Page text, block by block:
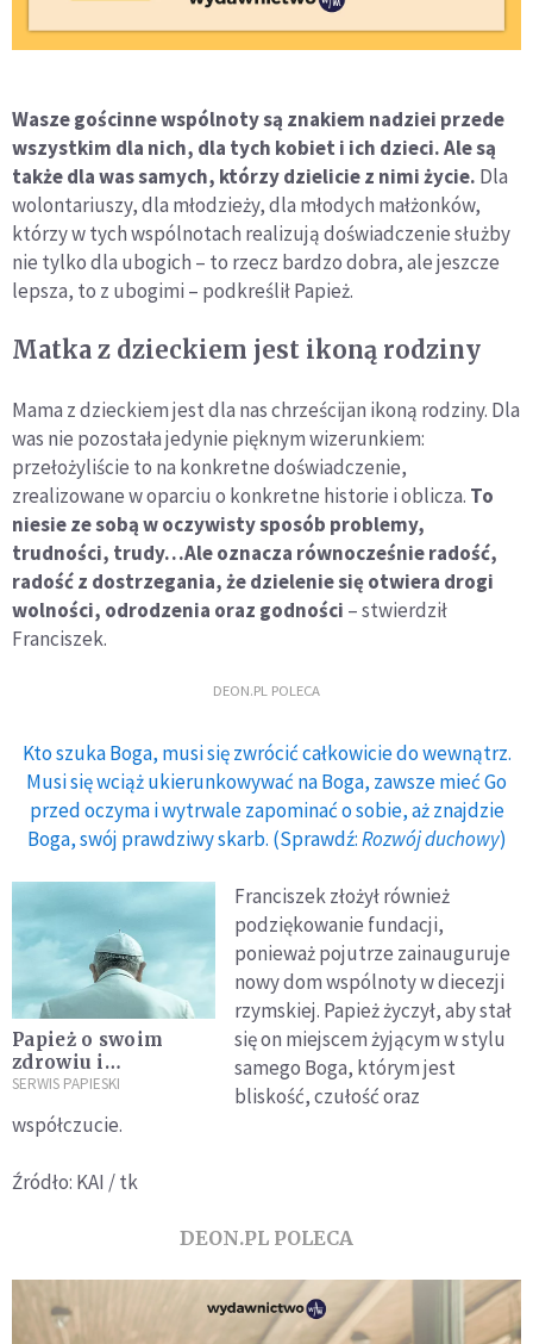
Wasze gościnne wspólnoty są znakiem nadziei przede
wszystkim dla nich, dla tych kobiet i ich dzieci. Ale są
także dla was samych, którzy dzielicie z nimi życie. Dla
wolontariuszy, dla młodzieży, dla młodych małżonków,
którzy w tych wspólnotach realizują doświadczenie służby
nie tylko dla ubogich – to rzecz bardzo dobra, ale jeszcze
lepsza, to z ubogimi – podkreślił Papież.
Matka z dzieckiem jest ikoną rodziny
Mama z dzieckiem jest dla nas chrześcijan ikoną rodziny. Dla
was nie pozostała jedynie pięknym wizerunkiem:
przełożyliście to na konkretne doświadczenie,
zrealizowane w oparciu o konkretne historie i oblicza. To
niesie ze sobą w oczywisty sposób problemy,
trudności, trudy…Ale oznacza równocześnie radość,
radość z dostrzegania, że dzielenie się otwiera drogi
wolności, odrodzenia oraz godności – stwierdził
Franciszek.
DEON.PL POLECA
Kto szuka Boga, musi się zwrócić całkowicie do wewnątrz.
Musi się wciąż ukierunkowywać na Boga, zawsze mieć Go
przed oczyma i wytrwale zapominać o sobie, aż znajdzie
Boga, swój prawdziwy skarb. (Sprawdź:Rozwój duchowy)
Papież o swoim
zdrowiu i
możliwości
"Powiedzieli mi, że
SERWIS PAPIESKI
Franciszek złożył również
podziękowanie fundacji,
ponieważ pojutrze zainauguruje
nowy dom wspólnoty w diecezji
rzymskiej. Papież życzył, aby stał
się on miejscem żyjącym w stylu
samego Boga, którym jest
bliskość, czułość oraz
współczucie.
Źródło: KAI / tk
DEON.PL POLECA